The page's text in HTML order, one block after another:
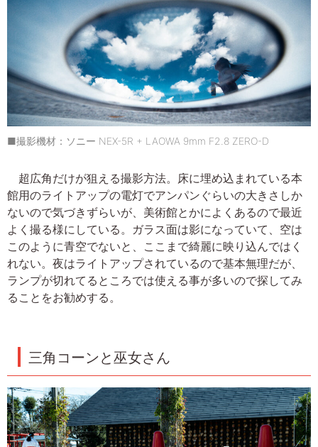
■撮影機材：ソニー NEX-5R + LAOWA 9mm F2.8 ZERO-D
超広角だけが狙える撮影方法。床に埋め込まれている本
館用のライトアップの電灯でアンパンぐらいの大きさしか
ないので気づきずらいが、美術館とかによくあるので最近
よく撮る様にしている。ガラス面は影になっていて、空は
このように青空でないと、ここまで綺麗に映り込んではく
れない。夜はライトアップされているので基本無理だが、
ランプが切れてるところでは使える事が多いので探してみ
ることをお勧めする。
三角コーンと巫女さん